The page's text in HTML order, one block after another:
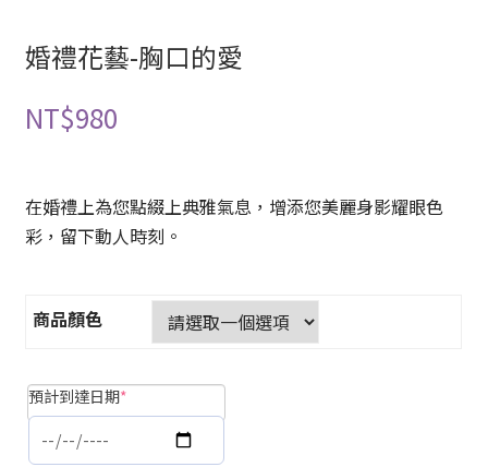
婚禮花藝-胸口的愛
NT$980
在婚禮上為您點綴上典雅氣息，增添您美麗身影耀眼色
彩，留下動人時刻。
商品顏色
預計到達日期*